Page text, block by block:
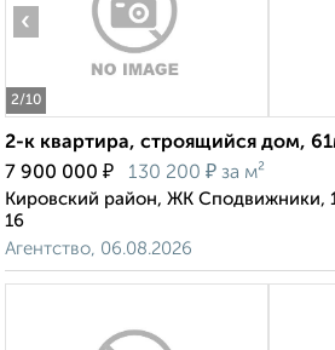
2/10
‹
2-к квартира, строящийся дом,
7 900 000 ₽ 130 200 ₽ за м²
Кировский район, ЖК Сподвижники,
16
Агентство, 06.08.2026